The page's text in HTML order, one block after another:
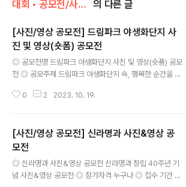
대회 • 공모전/사진 • 영상 의 다른 글
[사진/영상 공모전] 드림파크 야생화단지 사
진 및 영상(숏폼) 공모전
◎ 공모전명 드림파크 야생화단지 사진 및 영상(숏폼) 공모
전 ◎ 공모주제 드림파크 야생화단지 속, 행복한 순간을 담
를 방문하는 전 국민 대상 ◎ 공모기간 2023. 10. 2.(월)
수상자는 추후 진행하는 시상식에 참석 필수 ◎ 심사기준
영상의 완성도 및 주제와의 관련성, 홍보성, 독창성 ◎ 출
품분야 및 규격 - 출품수량 : 사진-개인 최대 2개, 영상-개
인(또는 4인 이하로 구성된 팀) 1개 * 사진과 영상 분야 중
복 응모는 가능하나, 중복 수상은 불가함 - 출품 규격 · 전문
0 2 2023. 10. 19.
[사진/영상 공모전] 신라명과 사진&영상 공
모전
◎ 신라명과 사진&영상 공모전 신라명과 창립 40주년 기
념 사진&영상 공모전 ◎ 참가자격 누구나 ◎ 접수 기간 2